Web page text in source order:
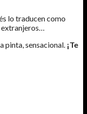
lo traducen como
extranjeros…
pinta, sensacional. ¡Te